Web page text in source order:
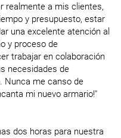
realmente a mis clientes,
y presupuesto, estar
una excelente atención al
y proceso de
trabajar en colaboración
necesidades de
Nunca me canso de
mi nuevo armario!"
dos horas para nuestra